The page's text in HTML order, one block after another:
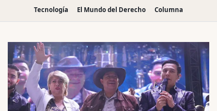
Tecnología
El Mundo del Derecho Columna